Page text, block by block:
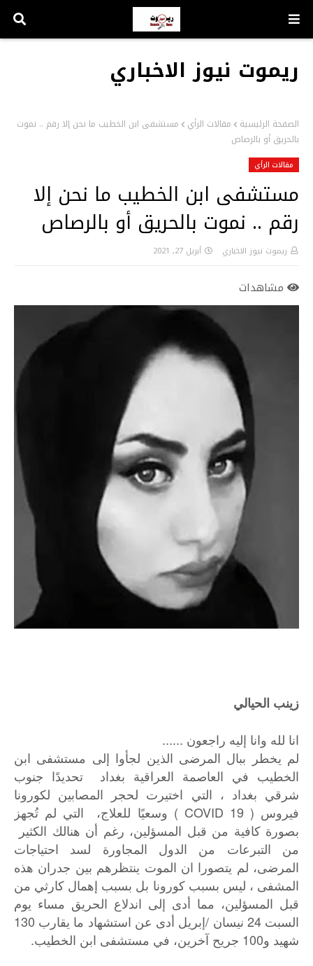
ريموت نيوز الاخباري
الصفحة الرئيسية مقالات الرأي
مستشفى ابن الخطيب ما نحن إلا رقم .. نموت
بالحريق أو بالرصاص
مقالات الرأي
مستشفى ابن الخطيب ما نحن إلا
رقم .. نموت بالحريق أو بالرصاص
ريموت نيوز الاخباري أبريل 27, 2021
مشاهدات
زينب الحيالي
انا لله وانا إليه راجعون ......
لم يخطر ببال المرضى الذين لجأوا إلى مستشفى ابن
الخطيب في العاصمة العراقية بغداد تحديدًا جنوب
شرقي بغداد ، التي اختيرت لحجر المصابين لكورونا
فيروس ( 19 COVID ) وسعيًا للعلاج، التي لم تُجهز
بصورة كافية من قبل المسؤلين، رغم أن هنالك الكثير
من التبرعات من الدول المجاورة لسد احتياجات
المرضى، لم يتصورا ان الموت ينتظرهم بين جدران هذه
المشفى ، ليس بسبب كورونا بل بسبب إهمال كارثي من
قبل المسؤلين، مما أدى إلى اندلاع الحريق مساء يوم
السبت 24 نيسان /إبريل أدى عن استشهاد ما يقارب 130
شهيد و100 جريح آخرين، في مستشفى ابن الخطيب.